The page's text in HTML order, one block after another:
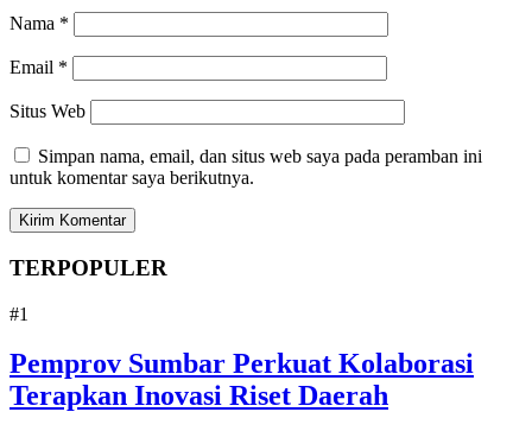
Nama *
Email *
Situs Web
Simpan nama, email, dan situs web saya pada peramban ini
untuk komentar saya berikutnya.
TERPOPULER
#1
Pemprov Sumbar Perkuat Kolaborasi
Terapkan Inovasi Riset Daerah